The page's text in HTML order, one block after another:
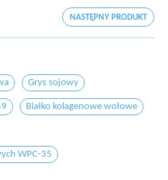
NASTĘPNY PRODUKT
Grys sojowy
Białko kolagenowe wołowe
WPC-35